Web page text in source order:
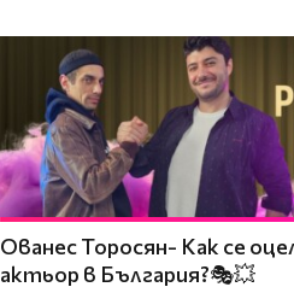
Ованес Торосян- Как се
актьор в България?🎭💥